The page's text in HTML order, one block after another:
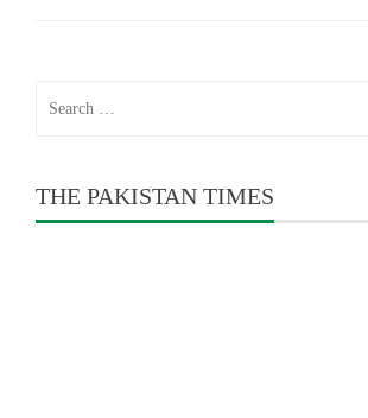
THE PAKISTAN TIMES